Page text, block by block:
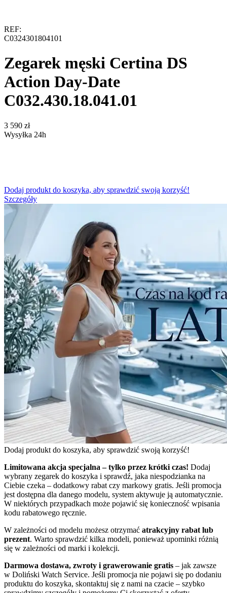
REF:
C0324301804101
Zegarek męski Certina DS
Action Day-Date
C032.430.18.041.01
‍3 590‍ zł
Wysyłka 24h
Dodaj produkt do koszyka, aby sprawdzić swoją korzyść!
Szczegóły
Dodaj produkt do koszyka, aby sprawdzić swoją korzyść!
Limitowana akcja specjalna – tylko przez krótki czas! Dodaj
wybrany zegarek do koszyka i sprawdź, jaka niespodzianka na
Ciebie czeka – dodatkowy rabat czy markowy gratis. Jeśli promocja
jest dostępna dla danego modelu, system aktywuje ją automatycznie.
W niektórych przypadkach może pojawić się konieczność wpisania
kodu rabatowego ręcznie.
W zależności od modelu możesz otrzymać atrakcyjny rabat lub
prezent. Warto sprawdzić kilka modeli, ponieważ upominki różnią
się w zależności od marki i kolekcji.
Darmowa dostawa, zwroty i grawerowanie gratis – jak zawsze
w Doliński Watch Service. Jeśli promocja nie pojawi się po dodaniu
produktu do koszyka, skontaktuj się z nami na czacie – szybko